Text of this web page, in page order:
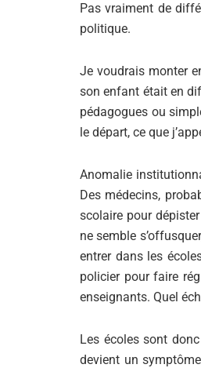
Pas vraiment de
politique.
Je voudrais monter
son enfant était en
pédagogues ou
le départ, ce que
Anomalie
Des médecins,
scolaire pour
ne semble
entrer dans les
policier pour faire
enseignants. Quel
Les écoles sont
devient un